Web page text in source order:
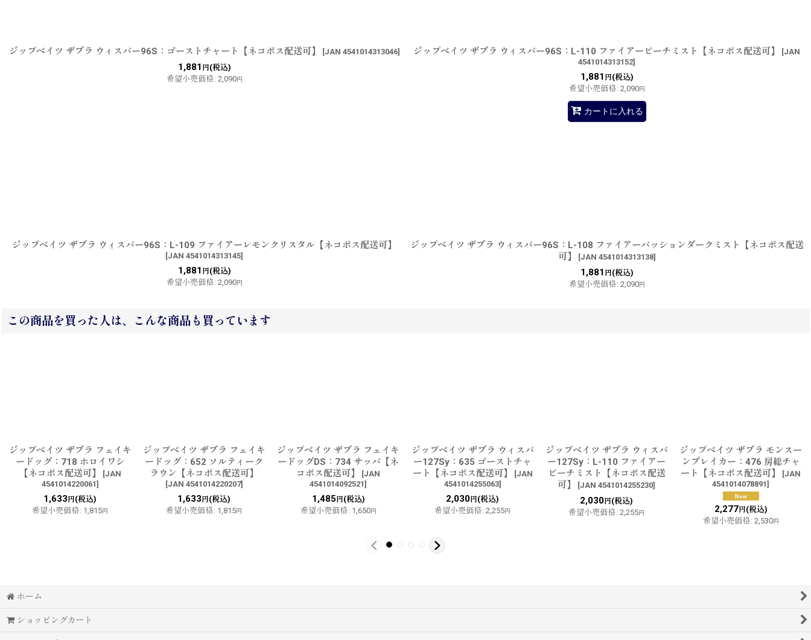
ジップベイツ ザブラ ウィスパー96S：ゴーストチャート【ネコポス配送可】 [JAN 4541014313046]
1,881 円(税込)
希望小売価格: 2,090円
ジップベイツ ザブラ ウィスパー96S：L-110 ファイアーピーチミスト【ネコポス配送可】 [JAN
4541014313152]
1,881 円(税込)
希望小売価格: 2,090円
カートに入れる
ジップベイツ ザブラ ウィスパー96S：L-109 ファイアーレモンクリスタル【ネコポス配送可】
[JAN 4541014313145]
1,881 円(税込)
希望小売価格: 2,090円
ジップベイツ ザブラ ウィスパー96S：L-108 ファイアーパッションダークミスト【ネコポス配送
可】
[JAN 4541014313138]
1,881 円(税込)
希望小売価格: 2,090円
この商品を買った人は、こんな商品も買っています
ジップベイツ ザブラ フェイキ
ードッグ：718 ホロイワシ
【ネコポス配送可】
[JAN
4541014220061]
1,633 円(税込)
希望小売価格: 1,815円
ジップベイツ ザブラ フェイキ
ードッグ：652 ソルティーク
ラウン【ネコポス配送可】
[JAN 4541014220207]
1,633 円(税込)
希望小売価格: 1,815円
ジップベイツ ザブラ フェイキ
ードッグDS：734 サッパ【ネ
コポス配送可】
[JAN
4541014092521]
1,485 円(税込)
希望小売価格: 1,650円
ジップベイツ ザブラ ウィスパ
ー127Sy：635 ゴーストチャ
ート【ネコポス配送可】
[JAN
4541014255063]
2,030円(税込)
希望小売価格: 2,255円
ジップベイツ ザブラ ウィスパ
ー127Sy：L-110 ファイアー
ピーチミスト【ネコポス配送
可】
[JAN 4541014255230]
2,030円(税込)
希望小売価格: 2,255円
ジップベイツ ザブラ モンスー
ンブレイカー：476 房総チャ
ート【ネコポス配送可】
[JAN
4541014078891]
2,277円(税込)
希望小売価格: 2,530円
ホーム
ショッピングカート